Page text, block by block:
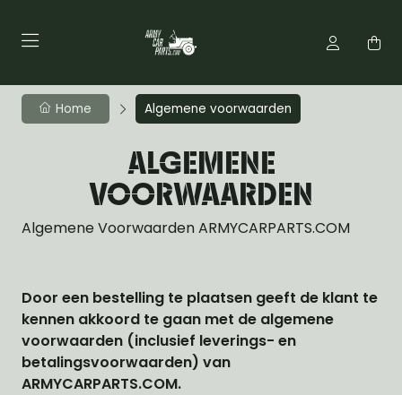
Home Algemene voorwaarden
ALGEMENE
VOORWAARDEN
Algemene Voorwaarden ARMYCARPARTS.COM
Door een bestelling te plaatsen geeft de klant te
kennen akkoord te gaan met de algemene
voorwaarden (inclusief leverings- en
betalingsvoorwaarden) van
ARMYCARPARTS.COM.